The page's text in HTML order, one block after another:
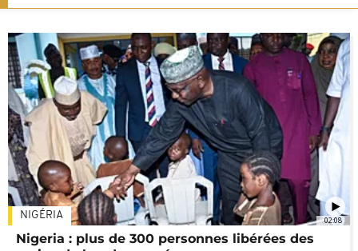
02:08
NIGÉRIA
Nigeria : plus de 300 personnes libérées des